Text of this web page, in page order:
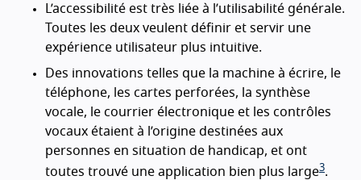
L’accessibilité est très liée à l’utilisabilité générale.
Toutes les deux veulent définir et servir une
expérience utilisateur plus intuitive.
Des innovations telles que la machine à écrire, le
téléphone, les cartes perforées, la synthèse
vocale, le courrier électronique et les contrôles
vocaux étaient à l’origine destinées aux
personnes en situation de handicap, et ont
toutes trouvé une application bien plus large3.